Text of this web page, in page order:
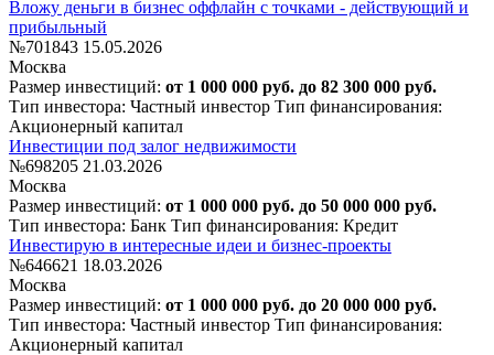
Вложу деньги в бизнес оффлайн с точками - действующий и
прибыльный
№701843 15.05.2026
Москва
Размер инвестиций: от 1 000 000 руб. до 82 300 000 руб.
Тип инвестора: Частный инвестор Тип финансирования:
Акционерный капитал
Инвестиции под залог недвижимости
№698205 21.03.2026
Москва
Размер инвестиций: от 1 000 000 руб. до 50 000 000 руб.
Тип инвестора: Банк Тип финансирования: Кредит
Инвестирую в интересные идеи и бизнес-проекты
№646621 18.03.2026
Москва
Размер инвестиций: от 1 000 000 руб. до 20 000 000 руб.
Тип инвестора: Частный инвестор Тип финансирования:
Акционерный капитал